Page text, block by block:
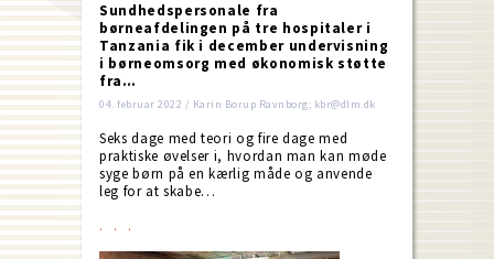
Sundhedspersonale fra
børneafdelingen på tre hospitaler i
Tanzania fik i december undervisning
i børneomsorg med økonomisk støtte
fra…
04. februar 2022 / Karin Borup Ravnborg; kbr@dlm.dk
Seks dage med teori og fire dage med
praktiske øvelser i, hvordan man kan møde
syge børn på en kærlig måde og anvende
leg for at skabe…